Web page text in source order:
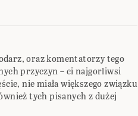
oraz komentatorzy tego
przyczyn – ci najgorliwsi
nie miała większego związku
tych pisanych z dużej